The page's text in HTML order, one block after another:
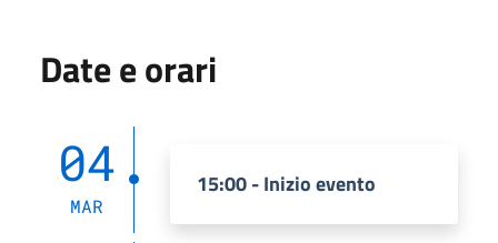
Date e orari
04
MAR
15:00 - Inizio evento